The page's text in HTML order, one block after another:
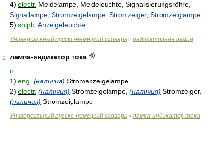
4) electr. Meldelampe, Meldeleuchte, Signalisierungsröhre,
Signallampe Stromzeigelampe Stromzeiger, Stromzeiglampe
5) shipb. Anzeigeleuchte
Универсальный русско-немецкий словарь > индикаторная лампа
2
лампа-индикатор тока
n
1) eng. (наличия) Stromanzeigelampe
2) electr. (наличия) Stromzeigelampe, (наличия) Stromzeiger,
(наличия) Stromzeiglampe
Универсальный русско-немецкий словарь > лампа-индикатор тока